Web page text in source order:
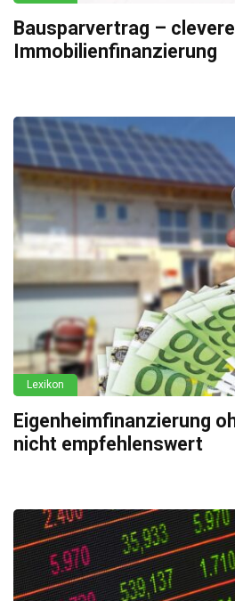
Bausparvertrag –
Immobilienfinanzierung
Lexikon
Eigenheimfinanzierung
nicht empfehlenswert